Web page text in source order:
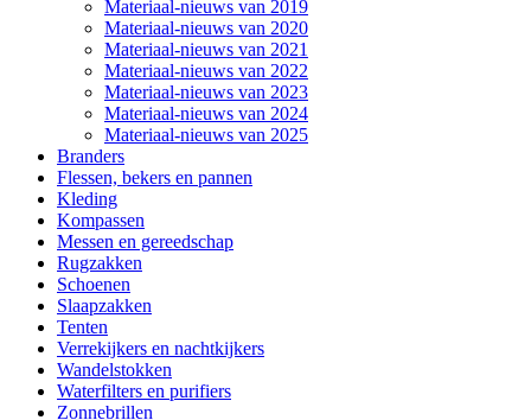
Materiaal-nieuws van 2019
Materiaal-nieuws van 2020
Materiaal-nieuws van 2021
Materiaal-nieuws van 2022
Materiaal-nieuws van 2023
Materiaal-nieuws van 2024
Materiaal-nieuws van 2025
Branders
Flessen, bekers en pannen
Kleding
Kompassen
Messen en gereedschap
Rugzakken
Schoenen
Slaapzakken
Tenten
Verrekijkers en nachtkijkers
Wandelstokken
Waterfilters en purifiers
Zonnebrillen